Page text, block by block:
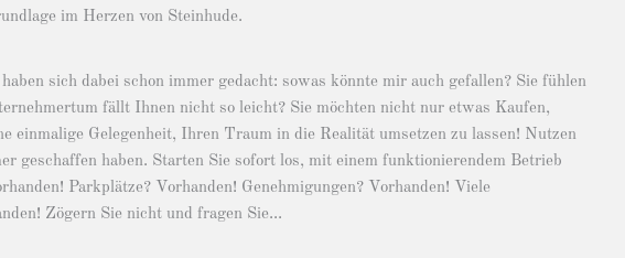
im Herzen von Steinhude.
sich dabei schon immer gedacht: sowas könnte mir auch gefallen? Sie fühlen
fällt Ihnen nicht so leicht? Sie möchten nicht nur etwas Kaufen,
einmalige Gelegenheit, Ihren Traum in die Realität umsetzen zu lassen! Nutzen
geschaffen haben. Starten Sie sofort los, mit einem funktionierendem Betrieb
Parkplätze? Vorhanden! Genehmigungen? Vorhanden! Viele
Zögern Sie nicht und fragen Sie...